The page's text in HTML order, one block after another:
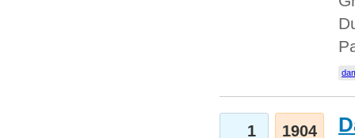
1 1904